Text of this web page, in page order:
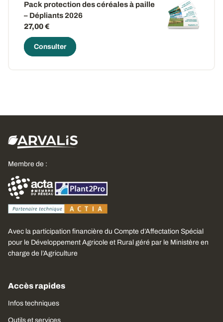
Pack protection des céréales à paille
– Dépliants 2026
27,00 €
Consulter
Membre de :
Avec la participation financière du Compte d’Affectation Spécial
pour le Développement Agricole et Rural géré par le Ministère en
charge de l’Agriculture
Accès rapides
Infos techniques
Outils et services